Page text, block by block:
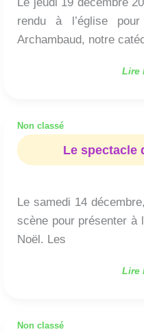
rendu à l’église
Archambaud, notre
Lire
Non classé
Le spectacle
Le samedi 14
scène pour présenter à
Noël. Les
Lire
Non classé